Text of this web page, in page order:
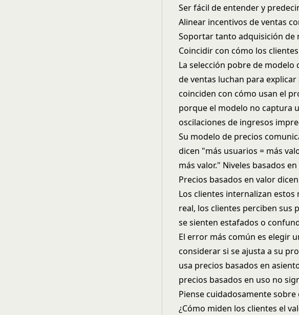
Ser fácil de entender y
Alinear incentivos de ventas
Soportar tanto adquisición de
Coincidir con cómo los
La selección pobre de
de ventas luchan para
coinciden con cómo usan el
porque el modelo no captura
oscilaciones de ingresos
Su modelo de precios
dicen "más usuarios = más
más valor." Niveles basados
Precios basados en valor
Los clientes internalizan estos
real, los clientes perciben sus
se sienten estafados o
El error más común es elegir
considerar si se ajusta a su
usa precios basados en
precios basados en uso no
Piense cuidadosamente
¿Cómo miden los clientes el